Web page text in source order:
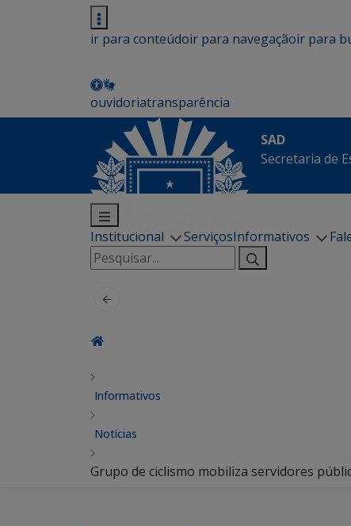
ir para conteúdoir para navegaçãoir para
ouvidoriatransparência
SAD
Secretaria de
Institucional ServiçosInformativos
Pesquisar
por:
Informativos
Notícias
Grupo de ciclismo mobiliza servidores